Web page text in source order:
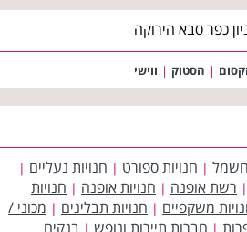
כפר סבא הירוקה
| הסטוק | ווישי
חשמל | חנויות ספורט | חנויות נעליים |
| רשת אופנה | חנויות אופנה | חנויות
משקפיים | חנויות תבלינים | מכוני /
| חברות תיירות ונופש | בנקים